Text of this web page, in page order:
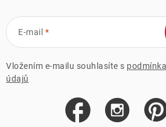
E-mail
Vložením e-mailu souhlasíte s
údajů